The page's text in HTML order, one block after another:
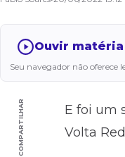
Ouvir matéria
Seu navegador não oferece
COMPARTILHAR
E foi um
Volta